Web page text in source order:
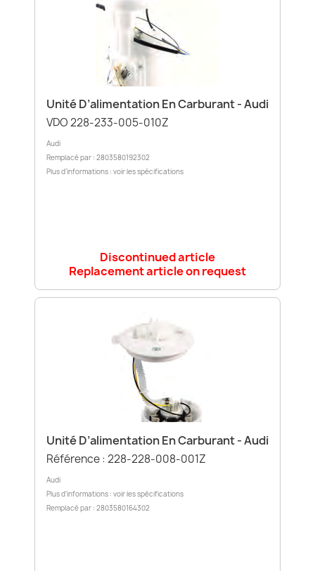
Unité D’alimentation En Carburant - Audi
VDO 228-233-005-010Z
Audi
Remplacé par : 2803580192302
Plus d’informations : voir les spécifications
Discontinued article
Replacement article on request
Unité D’alimentation En Carburant - Audi
Référence : 228-228-008-001Z
Audi
Plus d’informations : voir les spécifications
Remplacé par : 2803580164302